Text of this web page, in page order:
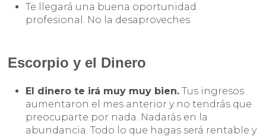
Te llegará una buena oportunidad
profesional. No la desaproveches
Escorpio y el Dinero
El dinero te irá muy muy bien. Tus ingresos
aumentaron el mes anterior y no tendrás que
preocuparte por nada. Nadarás en la
abundancia. Todo lo que hagas será rentable y